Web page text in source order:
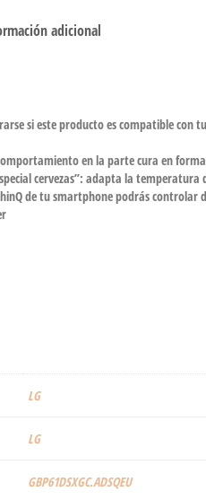
adicional
si este producto es compatible con
en la parte cura en
cervezas”: adapta la
de tu smartphone podrás
‎LG
‎LG
‎GBP61DSXGC.ADSQEU